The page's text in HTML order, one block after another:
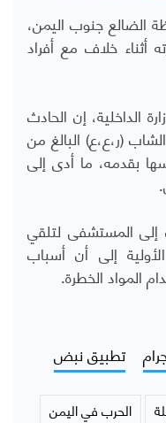
جنوب اليمن،
أثناء خلاف مع أفراد
الداخلية، إن الحادث
(ر،ع،ع) البالغ من
بقدمه، ما أدى إلى
المستشفى لتلقي
إلى أن أسباب
المواد الخطرة.
تطبيق نبض
الحرب في اليمن